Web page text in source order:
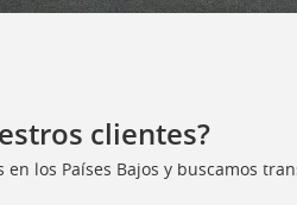
clientes?
en los Países Bajos y buscamos